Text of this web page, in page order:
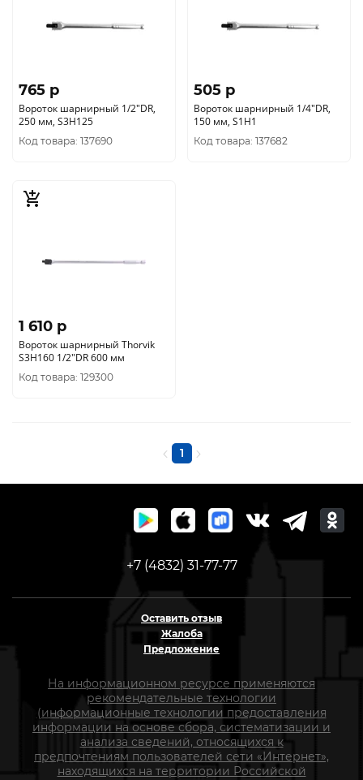
765 p
Вороток шарнирный 1/2"DR,
250 мм, S3H125
Код товара: 137690
505 p
Вороток шарнирный 1/4"DR,
150 мм, S1H1
Код товара: 137682
1 610 p
Вороток шарнирный Thorvik
S3H160 1/2"DR 600 мм
Код товара: 129300
1
+7 (4832) 31-77-77
Оставить отзыв
Жалоба
Предложение
На информационном ресурсе применяются
рекомендательные технологии
(информационные технологии предоставления
информации на основе сбора, систематизации и
анализа сведений, относящихся к
предпочтениям пользователей сети «Интернет»,
находящихся на территории Российской